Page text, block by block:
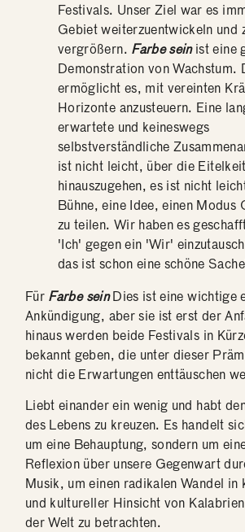
Festivals. Unser Ziel war es
Gebiet weiterzuentwickeln und
vergrößern. Farbe sein ist eine
Demonstration von Wachstum.
ermöglicht es, mit vereinten
Horizonte anzusteuern. Eine
erwartete und keineswegs
selbstverständliche
ist nicht leicht, über die Eitelkeit
hinauszugehen, es ist nicht
Bühne, eine Idee, einen Modus
zu teilen. Wir haben es
'Ich' gegen ein 'Wir'
das ist schon eine schöne
Für Farbe sein Dies ist eine wichtige
Ankündigung, aber sie ist erst der
hinaus werden beide Festivals in
bekannt geben, die unter dieser
nicht die Erwartungen enttäuschen
Liebt einander ein wenig und habt
des Lebens zu kreuzen. Es handelt
um eine Behauptung, sondern um
Reflexion über unsere Gegenwart
Musik, um einen radikalen Wandel in
und kultureller Hinsicht von
der Welt zu betrachten.